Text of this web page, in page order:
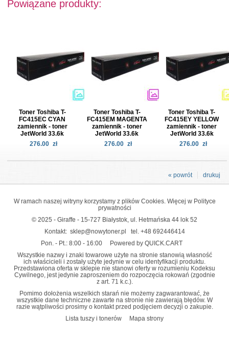
Powiązane produkty:
Toner Toshiba T-
FC415EC CYAN
zamiennik - toner
JetWorld 33.6k
276.00 zł
Toner Toshiba T-
FC415EM MAGENTA
zamiennik - toner
JetWorld 33.6k
276.00 zł
Toner Toshiba T-
FC415EY YELLOW
zamiennik - toner
JetWorld 33.6k
276.00 zł
drukuj
« powrót
W ramach naszej witryny korzystamy z plików Cookies. Więcej w Polityce
prywatności
© 2025 - Giraffe - 15-727 Białystok, ul. Hetmańska 44 lok 52
Kontakt: sklep@nowytoner.pl tel. +48 692446414
Pon. - Pt.: 8:00 - 16:00
Powered by QUICK.CART
Wszystkie nazwy i znaki towarowe użyte na stronie stanowią własność
ich właścicieli i zostały użyte jedynie w celu identyfikacji produktu.
Przedstawiona oferta w sklepie nie stanowi oferty w rozumieniu Kodeksu
Cywilnego, jest jedynie zaproszeniem do rozpoczęcia rokowań (zgodnie
z art. 71 k.c.).
Pomimo dołożenia wszelkich starań nie możemy zagwarantować, że
wszystkie dane techniczne zawarte na stronie nie zawierają błędów. W
razie wątpliwości prosimy o kontakt przed podjęciem decyzji o zakupie.
Lista tuszy i tonerów
Mapa strony